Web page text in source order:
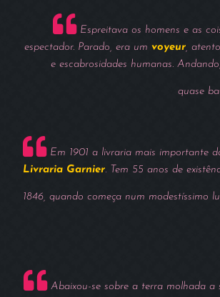
Espreitava os homens e as
espectador. Parado, era um voyeur,
e escabrosidades humanas.
quase
Em 1901 a livraria mais importante
Livraria Garnier. Tem 55 anos de
1846, quando começa num modestíssimo
Abaixou-se sobre a terra molhada a